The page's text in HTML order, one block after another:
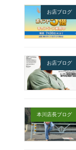
お店ブログ
お店ブログ
本川店長ブログ